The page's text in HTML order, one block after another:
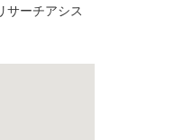
サーチアシス